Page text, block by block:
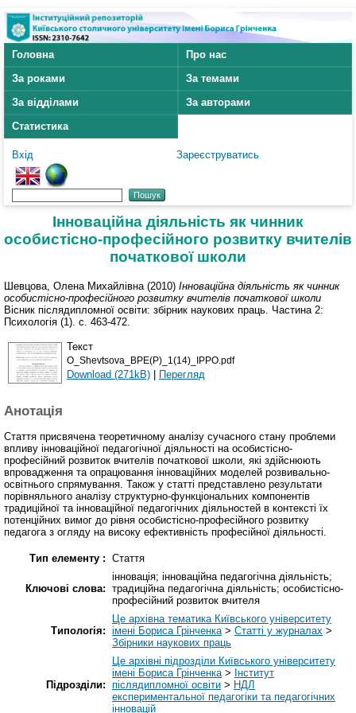
Головна
Про нас
За роками
За темами
За відділами
За авторами
Статистика
Вхід Зареєструватись
Інноваційна діяльність як чинник
особистісно-професійного розвитку вчителів
початкової школи
Шевцова, Олена Михайлівна (2010) Інноваційна діяльність як чинник
особистісно-професійного розвитку вчителів початкової школи
Вісник післядипломної освіти: збірник наукових праць. Частина 2:
Психологія (1). с. 463-472.
Текст
O_Shevtsova_BPE(P)_1(14)_IPPO.pdf
Download (271kB) | Перегляд
Анотація
Стаття присвячена теоретичному аналізу сучасного стану проблеми
впливу інноваційної педагогічної діяльності на особистісно-
професійний розвиток вчителів початкової школи, які здійснюють
впровадження та опрацювання інноваційних моделей розвивально-
освітнього спрямування. Також у статті представлено результати
порівняльного аналізу структурно-функціональних компонентів
традиційної та інноваційної педагогічних діяльностей в контексті їх
потенційних вимог до рівня особистісно-професійного розвитку
педагога з огляду на високу ефективність професійної діяльності.
Тип елементу : Стаття
Ключові слова:
інновація; інноваційна педагогічна діяльність;
традиційна педагогічна діяльність; особистісно-
професійний розвиток вчителя
Типологія:
Це архівна тематика Київського університету
імені Бориса Грінченка> Статті у журналах >
Збірники наукових праць
Підрозділи:
Це архівні підрозділи Київського університету
імені Бориса Грінченка> Інститут
післядипломної освіти > НДЛ
експериментальної педагогіки та педагогічних
інновацій